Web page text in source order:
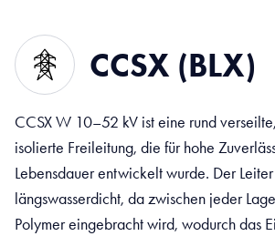
CCSX (BLX)
CCSX W 10–52 kV ist eine rund
isolierte Freileitung, die für hohe
Lebensdauer entwickelt wurde. Der
längswasserdicht, da zwischen jeder
Polymer eingebracht wird, wodurch das